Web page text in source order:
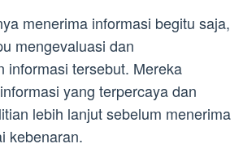
menerima informasi begitu saja,
mengevaluasi dan
informasi tersebut. Mereka
yang terpercaya dan
lebih lanjut sebelum menerima
kebenaran.